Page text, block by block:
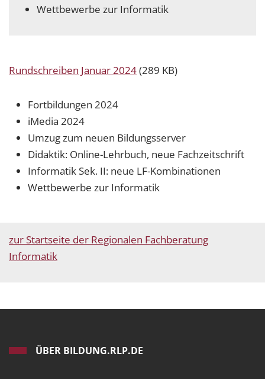
Wettbewerbe zur Informatik
Rundschreiben Januar 2024(289 KB)
Fortbildungen 2024
iMedia 2024
Umzug zum neuen Bildungsserver
Didaktik: Online-Lehrbuch, neue Fachzeitschrift
Informatik Sek. II: neue LF-Kombinationen
Wettbewerbe zur Informatik
zur Startseite der Regionalen Fachberatung
Informatik
ÜBER BILDUNG.RLP.DE